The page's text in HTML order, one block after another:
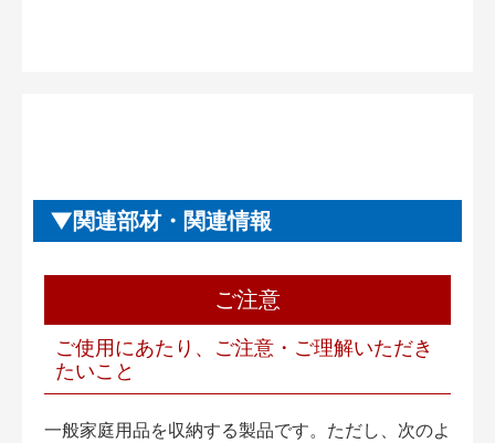
関連部材・関連情報
ご注意
ご使用にあたり、ご注意・ご理解いただき
たいこと
一般家庭用品を収納する製品です。ただし、次のよ